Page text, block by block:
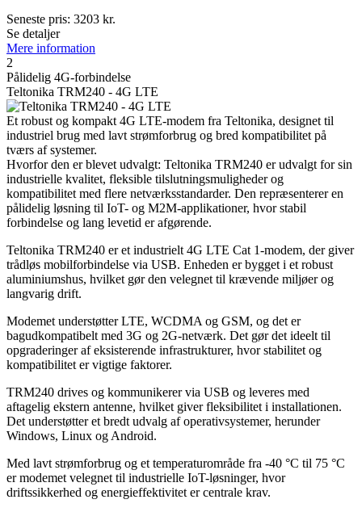
Seneste pris: 3203 kr.
Se detaljer
Mere information
2
Pålidelig 4G-forbindelse
Teltonika TRM240 - 4G LTE
Et robust og kompakt 4G LTE-modem fra Teltonika, designet til
industriel brug med lavt strømforbrug og bred kompatibilitet på
tværs af systemer.
Hvorfor den er blevet udvalgt: Teltonika TRM240 er udvalgt for sin
industrielle kvalitet, fleksible tilslutningsmuligheder og
kompatibilitet med flere netværksstandarder. Den repræsenterer en
pålidelig løsning til IoT- og M2M-applikationer, hvor stabil
forbindelse og lang levetid er afgørende.
Teltonika TRM240 er et industrielt 4G LTE Cat 1-modem, der giver
trådløs mobilforbindelse via USB. Enheden er bygget i et robust
aluminiumshus, hvilket gør den velegnet til krævende miljøer og
langvarig drift.
Modemet understøtter LTE, WCDMA og GSM, og det er
bagudkompatibelt med 3G og 2G-netværk. Det gør det ideelt til
opgraderinger af eksisterende infrastrukturer, hvor stabilitet og
kompatibilitet er vigtige faktorer.
TRM240 drives og kommunikerer via USB og leveres med
aftagelig ekstern antenne, hvilket giver fleksibilitet i installationen.
Det understøtter et bredt udvalg af operativsystemer, herunder
Windows, Linux og Android.
Med lavt strømforbrug og et temperaturområde fra -40 °C til 75 °C
er modemet velegnet til industrielle IoT-løsninger, hvor
driftssikkerhed og energieffektivitet er centrale krav.